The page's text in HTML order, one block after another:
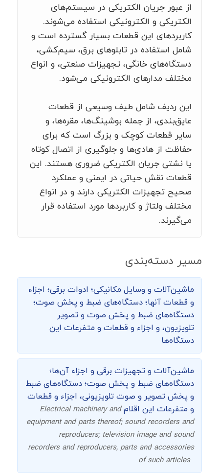
از عبور جریان الکتریکی در سیستم‌های
الکتریکی و الکترونیکی استفاده می‌شوند.
کاربردهای این قطعات بسیار گسترده است و
شامل استفاده در تابلوهای برق، سیم‌کشی،
دستگاه‌های خانگی، تجهیزات صنعتی، و انواع
مختلف مدارهای الکترونیکی می‌شود.
این ردیف شامل طیف وسیعی از قطعات
عایق‌بندی، از جمله بوشینگ‌ها، مقره‌ها، و
سایر قطعات کوچک و بزرگ است که برای
حفاظت از هادی‌ها و جلوگیری از اتصال کوتاه
یا نشتی جریان الکتریکی ضروری هستند. این
قطعات نقش حیاتی در ایمنی و عملکرد
صحیح تجهیزات الکتریکی دارند و در انواع
مختلف ولتاژ و کاربردها مورد استفاده قرار
می‌گیرند.
مسیر دسته‌بندی
ماشین‌‌آلات و وسایل مکانیکی؛ ادوات برقی؛ اجزاء
و قطعات آنها؛ دستگاه‌های ضبط و پخش صوت؛
دستگاه‌های ضبط و پخش صوت و تصویر
تلویزیون، و اجزاء و قطعات و متفرعات این
دستگاه‌ها
ماشین‌آلات و تجهیزات برقی و اجزاء آن‌ها؛
دستگاه‌های ضبط و پخش صوت؛ دستگاه‌های ضبط
و پخش تصویر و صوت تلویزیونی، اجزاء و قطعات
و متفرعات این اقلامElectrical machinery and
equipment and parts thereof; sound recorders and
reproducers; television image and sound
recorders and reproducers, parts and accessories
of such articles